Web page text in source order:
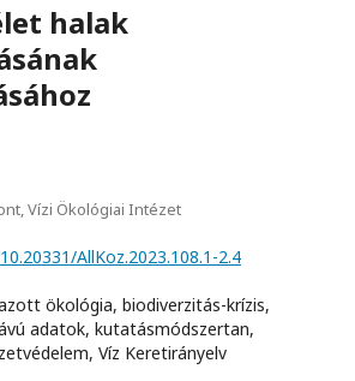
halak
Vízi Ökológiai Intézet
AllKoz.2023.108.1-2.4
ökológia, biodiverzitás-krízis,
adatok, kutatásmódszertan,
Víz Keretirányelv